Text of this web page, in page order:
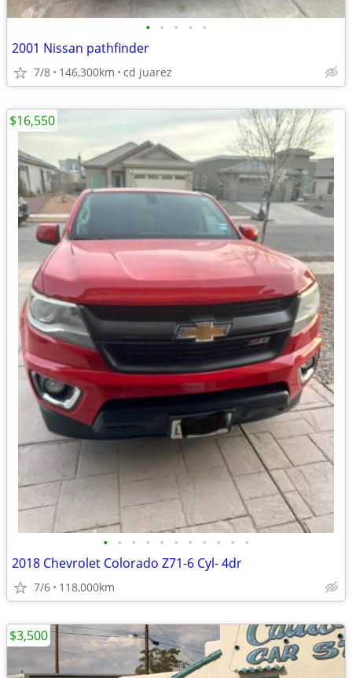
• • • • •
2001 Nissan pathfinder
7/8 146,300km cd juarez
• • • • • • • • • • •
2018 Chevrolet Colorado Z71-6 Cyl- 4dr
7/6 118,000km
$16,550
$3,500